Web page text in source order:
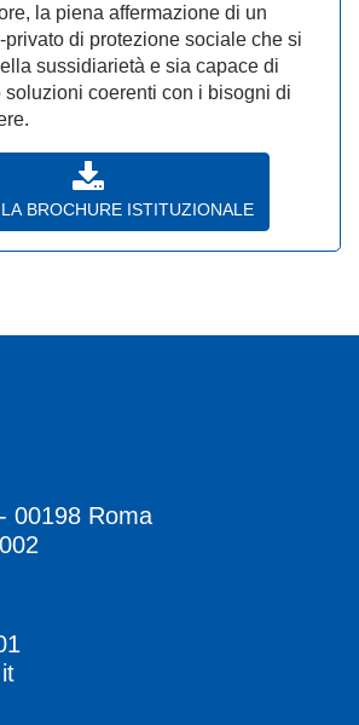
la piena affermazione di un
di protezione sociale che si
sussidiarietà e sia capace di
soluzioni coerenti con i bisogni di
BROCHURE ISTITUZIONALE
00198 Roma